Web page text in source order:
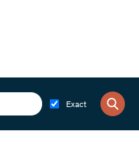
Exact